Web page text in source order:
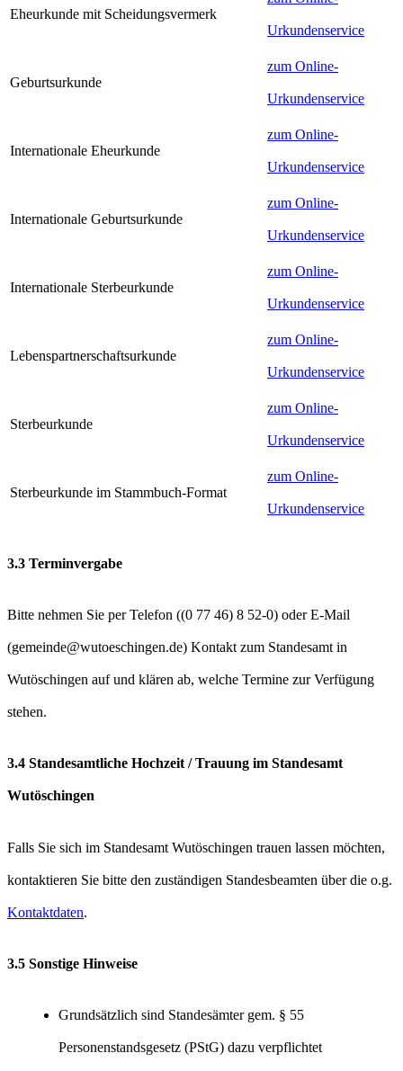
Eheurkunde mit Scheidungsvermerk
Urkundenservice
Geburtsurkunde
zum Online-
Urkundenservice
Internationale Eheurkunde
zum Online-
Urkundenservice
Internationale Geburtsurkunde
zum Online-
Urkundenservice
Internationale Sterbeurkunde
zum Online-
Urkundenservice
Lebenspartnerschaftsurkunde
zum Online-
Urkundenservice
Sterbeurkunde
zum Online-
Urkundenservice
Sterbeurkunde im Stammbuch-Format
zum Online-
Urkundenservice
3.3 Terminvergabe
Bitte nehmen Sie per Telefon ( ) oder E-Mail
( ) Kontakt zum Standesamt in
Wutöschingen auf und klären ab, welche Termine zur Verfügung
stehen.
3.4 Standesamtliche Hochzeit / Trauung im Standesamt
Wutöschingen
Falls Sie sich im Standesamt Wutöschingen trauen lassen möchten,
kontaktieren Sie bitte den zuständigen Standesbeamten über die o.g.
Kontaktdaten.
3.5 Sonstige Hinweise
Grundsätzlich sind Standesämter gem. § 55
Personenstandsgesetz (PStG) dazu verpflichtet